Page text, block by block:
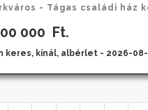
- Tágas családi ház
000 Ft.
keres, kínál, albérlet - 2026-